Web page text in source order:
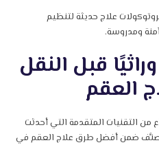
علاج حديثة لتنظيم
ومدروسة.
قبل النقل
العقم
من التقنيات المتقدمة التي أحدثت
ضمن أفضل طرق علاج العقم في